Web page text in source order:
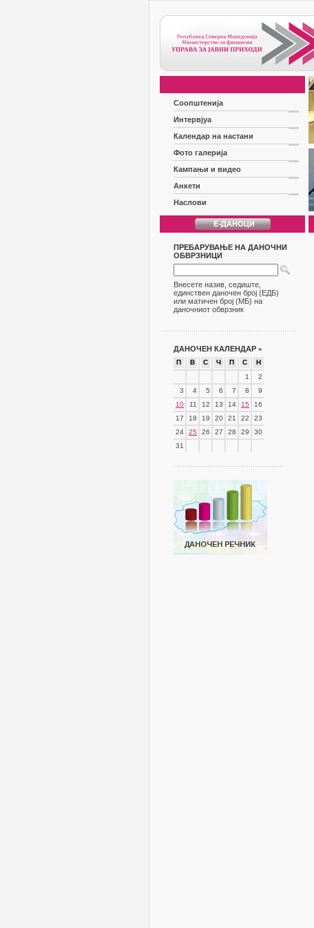
Соопштенија
Интервјуа
Календар на настани
Фото галерија
Кампањи и видео
Анкети
Наслови
ПРЕБАРУВАЊЕ НА ДАНОЧНИ
ОБВРЗНИЦИ
Внесете назив, седиште,
единствен даночен број (ЕДБ)
или матичен број (МБ) на
даночниот обврзник
ДАНОЧЕН КАЛЕНДАР »
П В С Ч П С
Н
1
2
3
4 5 6 7 8
9
10
11 12 13 14 15
16
17
18 19 20 21 22
23
24
25 26 27 28 29
30
31